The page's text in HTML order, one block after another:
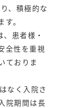
、積極的な
。
患者様・
全性を重視
ておりま
なく入院さ
院期間は長